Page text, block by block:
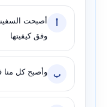
أ
أصبحت
وفق كيفيتها
ب وأصبح كل منا